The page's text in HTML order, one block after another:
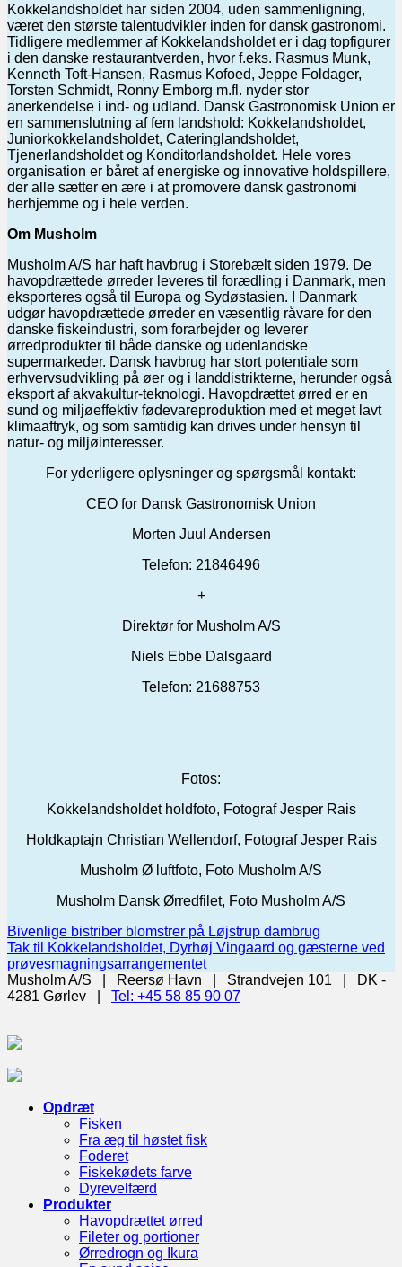
Kokkelandsholdet har siden 2004, uden sammenligning,
været den største talentudvikler inden for dansk gastronomi.
Tidligere medlemmer af Kokkelandsholdet er i dag topfigurer
i den danske restaurantverden, hvor f.eks. Rasmus Munk,
Kenneth Toft-Hansen, Rasmus Kofoed, Jeppe Foldager,
Torsten Schmidt, Ronny Emborg m.fl. nyder stor
anerkendelse i ind- og udland. Dansk Gastronomisk Union er
en sammenslutning af fem landshold: Kokkelandsholdet,
Juniorkokkelandsholdet, Cateringlandsholdet,
Tjenerlandsholdet og Konditorlandsholdet. Hele vores
organisation er båret af energiske og innovative holdspillere,
der alle sætter en ære i at promovere dansk gastronomi
herhjemme og i hele verden.
Om Musholm
Musholm A/S har haft havbrug i Storebælt siden 1979. De
havopdrættede ørreder leveres til forædling i Danmark, men
eksporteres også til Europa og Sydøstasien. I Danmark
udgør havopdrættede ørreder en væsentlig råvare for den
danske fiskeindustri, som forarbejder og leverer
ørredprodukter til både danske og udenlandske
supermarkeder. Dansk havbrug har stort potentiale som
erhvervsudvikling på øer og i landdistrikterne, herunder også
eksport af akvakultur-teknologi. Havopdrættet ørred er en
sund og miljøeffektiv fødevareproduktion med et meget lavt
klimaaftryk, og som samtidig kan drives under hensyn til
natur- og miljøinteresser.
For yderligere oplysninger og spørgsmål kontakt:
CEO for Dansk Gastronomisk Union
Morten Juul Andersen
Telefon: 21846496
+
Direktør for Musholm A/S
Niels Ebbe Dalsgaard
Telefon: 21688753
Fotos:
Kokkelandsholdet holdfoto, Fotograf Jesper Rais
Holdkaptajn Christian Wellendorf, Fotograf Jesper Rais
Musholm Ø luftfoto, Foto Musholm A/S
Musholm Dansk Ørredfilet, Foto Musholm A/S
Bivenlige bistriber blomstrer på Løjstrup dambrug
Tak til Kokkelandsholdet, Dyrhøj Vingaard og gæsterne ved
prøvesmagningsarrangementet
Musholm A/S | Reersø Havn | Strandvejen 101 | DK -
4281 Gørlev | Tel: +45 58 85 90 07
Opdræt
Fisken
Fra æg til høstet fisk
Foderet
Fiskekødets farve
Dyrevelfærd
Produkter
Havopdrættet ørred
Fileter og portioner
Ørredrogn og Ikura